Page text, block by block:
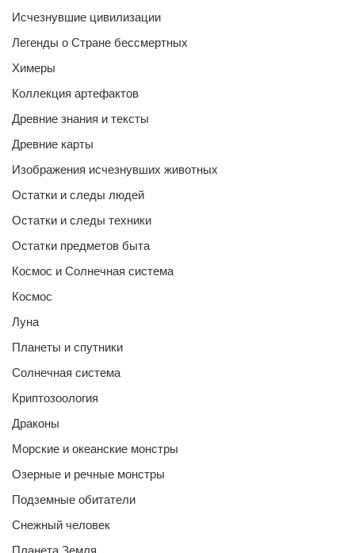
Исчезнувшие цивилизации
Легенды о Стране бессмертных
Химеры
Коллекция артефактов
Древние знания и тексты
Древние карты
Изображения исчезнувших животных
Остатки и следы людей
Остатки и следы техники
Остатки предметов быта
Космос и Солнечная система
Космос
Луна
Планеты и спутники
Солнечная система
Криптозоология
Драконы
Морские и океанские монстры
Озерные и речные монстры
Подземные обитатели
Снежный человек
Планета Земля